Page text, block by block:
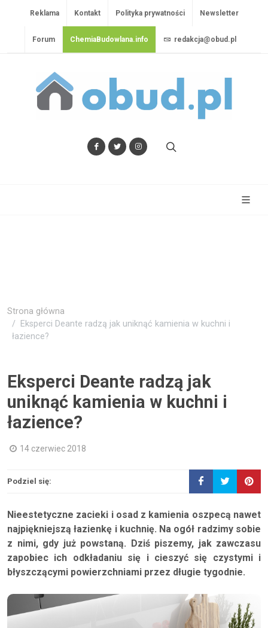
Reklama Kontakt Polityka prywatności Newsletter
Forum ChemiaBudowlana.info redakcja@obud.pl
Strona główna
Eksperci Deante radzą jak uniknąć kamienia w kuchni i
łazience?
Eksperci Deante radzą jak
uniknąć kamienia w kuchni i
łazience?
14 czerwiec 2018
Podziel się:
Nieestetyczne zacieki i osad z kamienia oszpecą nawet
najpiękniejszą łazienkę i kuchnię. Na ogół radzimy sobie
z nimi, gdy już powstaną. Dziś piszemy, jak zawczasu
zapobiec ich odkładaniu się i cieszyć się czystymi i
błyszczącymi powierzchniami przez długie tygodnie.